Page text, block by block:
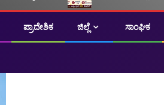
ಪ್ರಾದೇಶಿಕ ಜಿಲ್ಲೆ ಸಾಂಘಿಕ